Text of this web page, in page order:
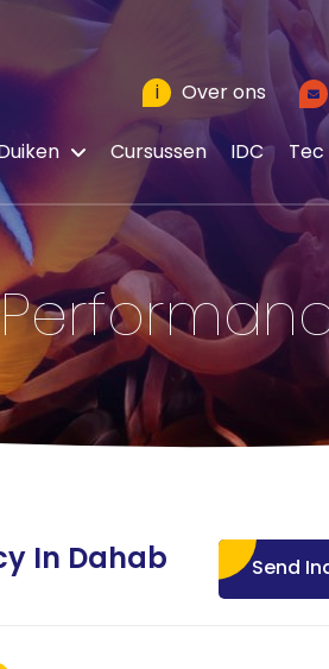
i Over ons
Cursussen IDC Tec
In Dahab Send